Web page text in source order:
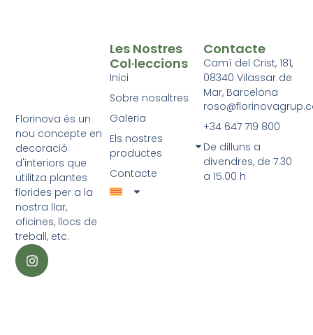
Florinova és un
nou concepte en
decoració
d'interiors que
utilitza plantes
florides per a la
nostra llar,
oficines, llocs de
treball, etc.
Les Nostres
Col·leccions
Inici
Sobre nosaltres
Galeria
Els nostres
productes
Contacte
Contacte
Camí del Crist, 181,
08340 Vilassar de
Mar, Barcelona
+34 647 719 800
De dilluns a
divendres, de 7.30
a 15.00 h